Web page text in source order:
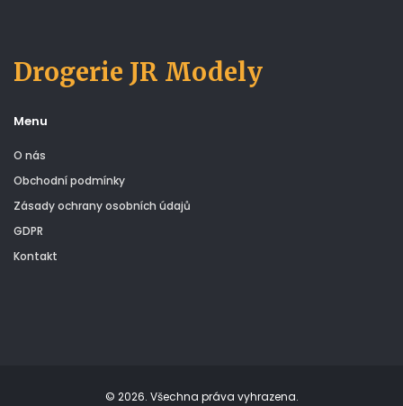
Drogerie JR Modely
Menu
O nás
Obchodní podmínky
Zásady ochrany osobních údajů
GDPR
Kontakt
© 2026. Všechna práva vyhrazena.